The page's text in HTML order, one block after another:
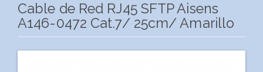
Cable de Red RJ45 SFTP Aisens
A146-0472 Cat.7/ 25cm/ Amarillo